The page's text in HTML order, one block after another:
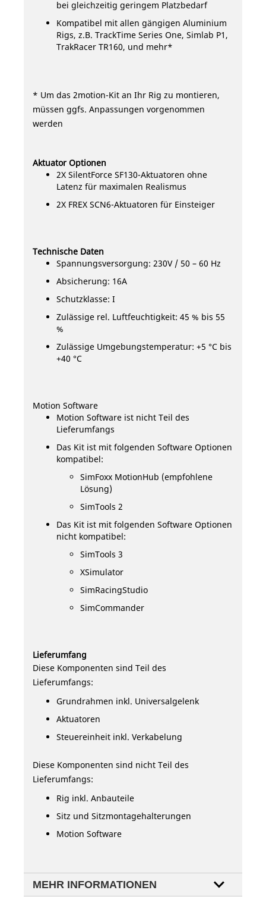
bei gleichzeitig geringem Platzbedarf
Kompatibel mit allen gängigen Aluminium
Rigs, z.B. TrackTime Series One, Simlab P1,
TrakRacer TR160, und mehr*
* Um das 2motion-Kit an Ihr Rig zu montieren,
müssen ggfs. Anpassungen vorgenommen
werden
Aktuator Optionen
2X SilentForce SF130-Aktuatoren ohne
Latenz für maximalen Realismus
2X FREX SCN6-Aktuatoren für Einsteiger
Technische Daten
Spannungsversorgung: 230V / 50 – 60 Hz
Absicherung: 16A
Schutzklasse: I
Zulässige rel. Luftfeuchtigkeit: 45 % bis 55
%
Zulässige Umgebungstemperatur: +5 °C bis
+40 °C
Motion Software
Motion Software ist nicht Teil des
Lieferumfangs
Das Kit ist mit folgenden Software Optionen
kompatibel:
SimFoxx MotionHub (empfohlene
Lösung)
SimTools 2
Das Kit ist mit folgenden Software Optionen
nicht kompatibel:
SimTools 3
XSimulator
SimRacingStudio
SimCommander
Lieferumfang
Diese Komponenten sind Teil des
Lieferumfangs:
Grundrahmen inkl. Universalgelenk
Aktuatoren
Steuereinheit inkl. Verkabelung
Diese Komponenten sind nicht Teil des
Lieferumfangs:
Rig inkl. Anbauteile
Sitz und Sitzmontagehalterungen
Motion Software
MEHR INFORMATIONEN